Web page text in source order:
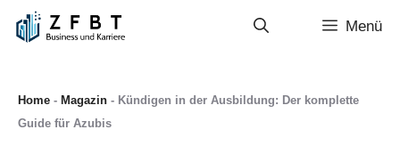
Zum
Inhalt
Menü
Home - Magazin - Kündigen in der Ausbildung: Der komplette
Guide für Azubis